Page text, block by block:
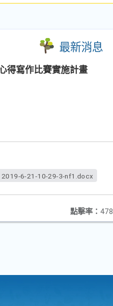
最新消息
得寫作比賽實施計畫
2019-6-21-10-29-3-nf1.docx
點擊率： 478